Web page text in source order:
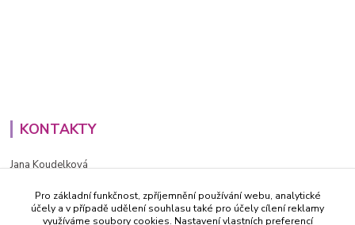
KONTAKTY
Jana Koudelková
PO - PÁ (8-16h)
Pro základní funkčnost, zpříjemnění používání webu, analytické
účely a v případě udělení souhlasu také pro účely cílení reklamy
využíváme soubory cookies. Nastavení vlastních preferencí